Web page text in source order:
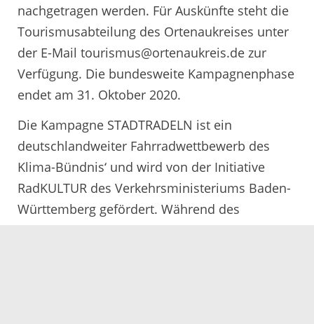
nachgetragen werden. Für Auskünfte steht die
Tourismusabteilung des Ortenaukreises unter
der E-Mail tourismus@ortenaukreis.de zur
Verfügung. Die bundesweite Kampagnenphase
endet am 31. Oktober 2020.
Die Kampagne STADTRADELN ist ein
deutschlandweiter Fahrradwettbewerb des
Klima-Bündnis‘ und wird von der Initiative
RadKULTUR des Verkehrsministeriums Baden-
Württemberg gefördert. Während des